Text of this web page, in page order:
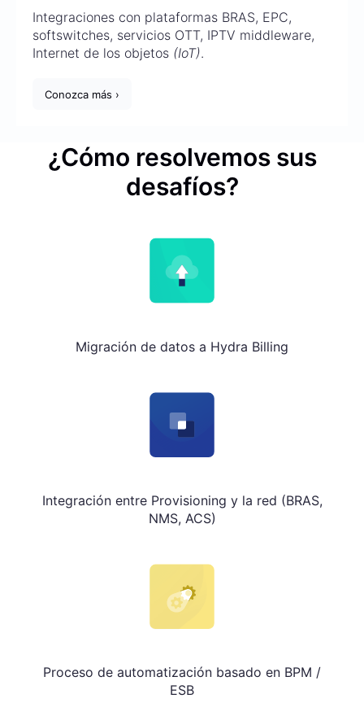
Integraciones con plataformas BRAS, EPC,
softswitches, servicios OTT, IPTV middleware,
Internet de los objetos (IoT).
Conozca más ›
¿Cómo resolvemos sus
desafíos?
Migración de datos a Hydra Billing
Integración entre Provisioning y la red (BRAS,
NMS, ACS)
Proceso de automatización basado en BPM /
ESB